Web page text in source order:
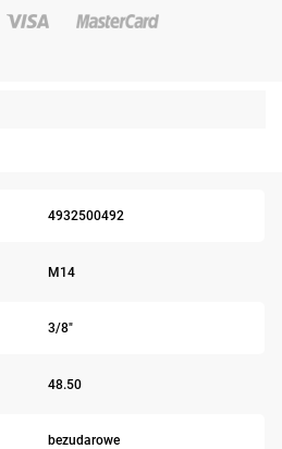
4932500492
M14
3/8"
48.50
bezudarowe